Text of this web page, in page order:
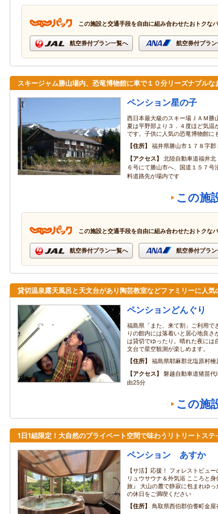
この施設と交通手段を自由に組み合わせたおトクな
航空券付プラン一覧へ 航空券付プラ
スキージャム勝山場内、恐竜博物館に車で１０分リーズナブルな
ペンション星の子
西日本最大級のスキー場ＪＡＭ勝
夏は平野部より３．４度ほど気温
です。子供に人気の恐竜博物館に
住所
福井県勝山市１７８字郡
アクセス
北陸自動車道福井
６号にて勝山市へ、国道１５７号
料道路先が場内です
この施
この施設と交通手段を自由に組み合わせたおトクな
航空券付プラン一覧へ 航空券付プラ
貸切温泉露天風呂と天文台があり陶芸教室などファミリーに人気
ペンションどんぐり
福島県「また、来て割」ご利用で
りの館内には落着いと居心地良さ
は貸切でゆったり。晴れた夜には
文台で星空観測が楽しめます。
住所
福島県耶麻郡北塩原村
アクセス
磐越自動車道猪苗
由25分
この施
1日1組限定！大自然のプライベート空間で味わうリトリートステ
ペンション あすか
【サ活】応援！ フォレストビュ
リュウサウナ＆外気浴 こころと
旅』 大山の麓で静寂に包まれゆ
の休日をご満喫ください
住所
鳥取県西伯郡伯耆町金屋